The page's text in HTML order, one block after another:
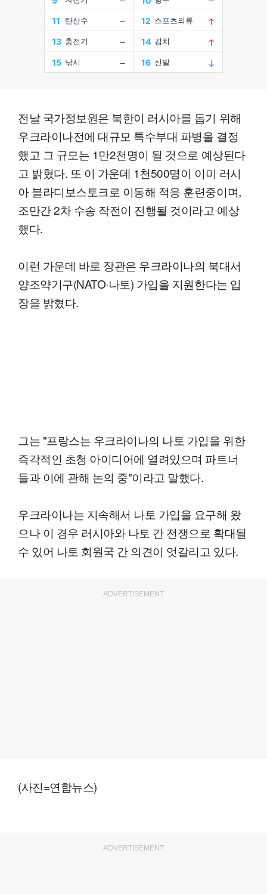
전날 국가정보원은 북한이 러시아를 돕기 위해
우크라이나전에 대규모 특수부대 파병을 결정
했고 그 규모는 1만2천명이 될 것으로 예상된다
고 밝혔다. 또 이 가운데 1천500명이 이미 러시
아 블라디보스토크로 이동해 적응 훈련중이며,
조만간 2차 수송 작전이 진행될 것이라고 예상
했다.
이런 가운데 바로 장관은 우크라이나의 북대서
양조약기구(NATO·나토) 가입을 지원한다는 입
장을 밝혔다.
그는 "프랑스는 우크라이나의 나토 가입을 위한
즉각적인 초청 아이디어에 열려있으며 파트너
들과 이에 관해 논의 중"이라고 말했다.
우크라이나는 지속해서 나토 가입을 요구해 왔
으나 이 경우 러시아와 나토 간 전쟁으로 확대될
수 있어 나토 회원국 간 의견이 엇갈리고 있다.
ADVERTISEMENT
(사진=연합뉴스)
ADVERTISEMENT